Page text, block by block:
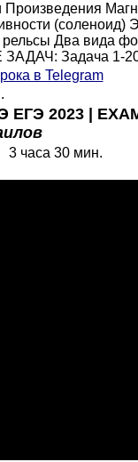
(соленоид)
рельсы Два вида
Задача 1-
в Telegram
.
ЕГЭ 2023 |
часа 30 мин.